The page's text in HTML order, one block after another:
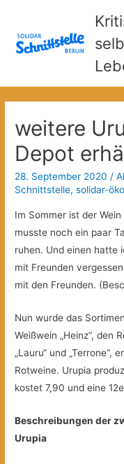
weitere
Depot
28. September 2020 /
Schnittstelle,solidar-
Im Sommer ist der
musste noch ein paar
ruhen. Und einen hatte
mit Freunden
mit den Freunden.
Nun wurde das
Weißwein „Heinz“, den
„Lauru“ und „Terrone“,
Rotweine. Urupia
kostet 7,90 und eine
Beschreibungen der
Urupia